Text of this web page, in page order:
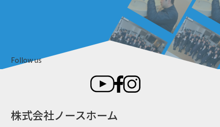
Follow us
株式会社ノースホーム